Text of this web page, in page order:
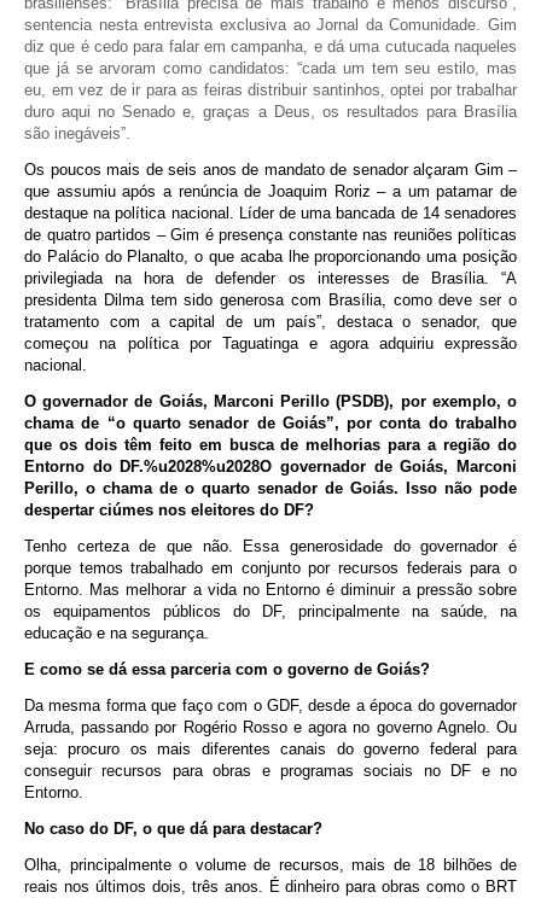
sentencia nesta entrevista exclusiva ao Jornal da Comunidade. Gim
diz que é cedo para falar em campanha, e dá uma cutucada naqueles
que já se arvoram como candidatos: “cada um tem seu estilo, mas
eu, em vez de ir para as feiras distribuir santinhos, optei por trabalhar
duro aqui no Senado e, graças a Deus, os resultados para Brasília
são inegáveis”.
Os poucos mais de seis anos de mandato de senador alçaram Gim –
que assumiu após a renúncia de Joaquim Roriz – a um patamar de
destaque na política nacional. Líder de uma bancada de 14 senadores
de quatro partidos – Gim é presença constante nas reuniões políticas
do Palácio do Planalto, o que acaba lhe proporcionando uma posição
privilegiada na hora de defender os interesses de Brasília. “A
presidenta Dilma tem sido generosa com Brasília, como deve ser o
tratamento com a capital de um país”, destaca o senador, que
começou na política por Taguatinga e agora adquiriu expressão
nacional.
O governador de Goiás, Marconi Perillo (PSDB), por exemplo, o
chama de “o quarto senador de Goiás”, por conta do trabalho
que os dois têm feito em busca de melhorias para a região do
Entorno do DF.%u2028%u2028O governador de Goiás, Marconi
Perillo, o chama de o quarto senador de Goiás. Isso não pode
despertar ciúmes nos eleitores do DF?
Tenho certeza de que não. Essa generosidade do governador é
porque temos trabalhado em conjunto por recursos federais para o
Entorno. Mas melhorar a vida no Entorno é diminuir a pressão sobre
os equipamentos públicos do DF, principalmente na saúde, na
educação e na segurança.
E como se dá essa parceria com o governo de Goiás?
Da mesma forma que faço com o GDF, desde a época do governador
Arruda, passando por Rogério Rosso e agora no governo Agnelo. Ou
seja: procuro os mais diferentes canais do governo federal para
conseguir recursos para obras e programas sociais no DF e no
Entorno.
No caso do DF, o que dá para destacar?
Olha, principalmente o volume de recursos, mais de 18 bilhões de
reais nos últimos dois, três anos. É dinheiro para obras como o BRT